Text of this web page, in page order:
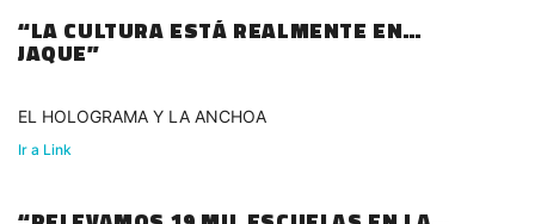
“LA CULTURA ESTÁ REALMENTE EN
JAQUE”
EL HOLOGRAMA Y LA ANCHOA
Ir a Link